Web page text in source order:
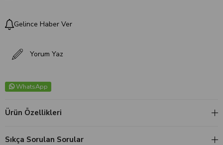
Gelince Haber Ver
Yorum Yaz
WhatsApp
Ürün Özellikleri
Sıkça Sorulan Sorular